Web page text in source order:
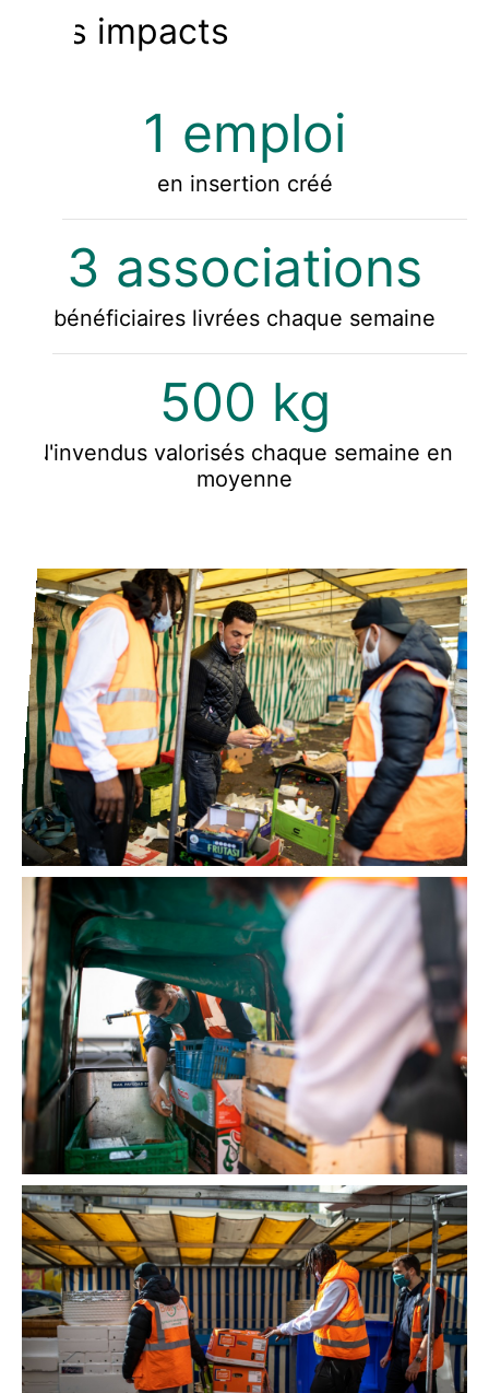
Nos impacts
1 emploi
en insertion créé
3 associations
bénéficiaires livrées chaque semaine
500 kg
d'invendus valorisés chaque semaine en
moyenne